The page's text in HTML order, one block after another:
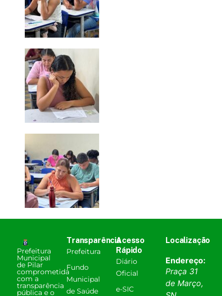
Prefeitura
Municipal
de Pilar
comprometida
com a
transparência
pública e o
Transparência
Prefeitura
Fundo
Municipal
de Saúde
Acesso
Rápido
Diário
Oficial
e-SIC
Localização
Endereço:
Praça 31
de Março,